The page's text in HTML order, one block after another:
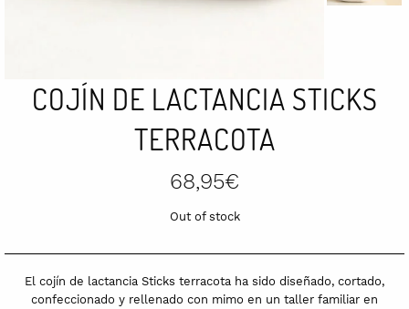
COJÍN DE LACTANCIA STICKS
TERRACOTA
68,95€
Out of stock
El cojín de lactancia Sticks terracota ha sido diseñado, cortado,
confeccionado y rellenado con mimo en un taller familiar en